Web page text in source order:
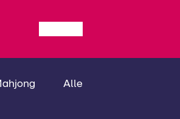
Alle